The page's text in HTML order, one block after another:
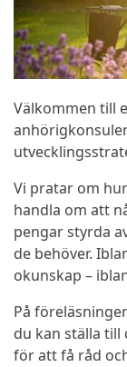
Välkommen till
Vi pratar om
handla om att
pengar styrda
de behöver.
okunskap –
På
du kan ställa till
för att få råd